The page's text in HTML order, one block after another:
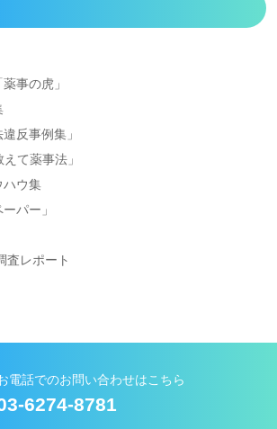
事の虎」
反事例集」
て薬事法」
ハウ集
パー」
査レポート
電話でのお問い合わせはこちら
6274-8781